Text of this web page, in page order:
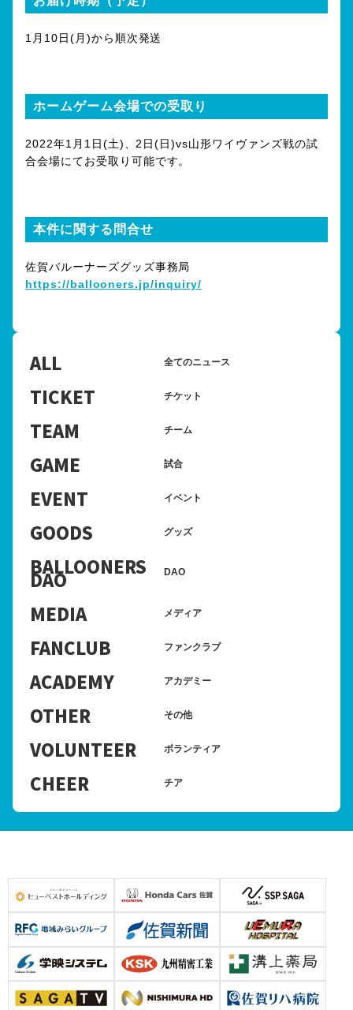
1月10日(月)から順次発送
ホームゲーム会場での受取り
2022年1月1日(土)、2日(日)vs山形ワイヴァンズ戦の試
合会場にてお受取り可能です。
本件に関する問合せ
佐賀バルーナーズグッズ事務局
https://ballooners.jp/inquiry/
ALL 全てのニュース
TICKET チケット
TEAM チーム
GAME 試合
EVENT イベント
GOODS グッズ
BALLOONERS
DAO DAO
MEDIA メディア
FANCLUB ファンクラブ
ACADEMY アカデミー
OTHER その他
VOLUNTEER ボランティア
CHEER チア